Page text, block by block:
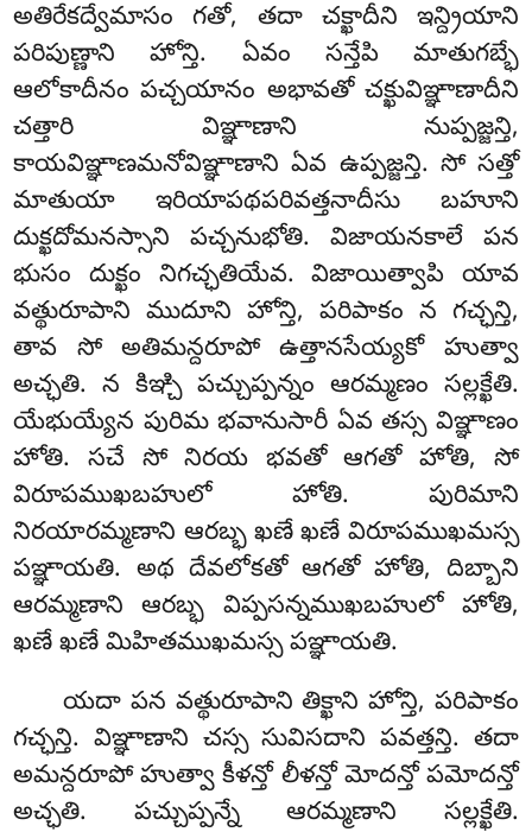
అతిరేకద్వేమాసం గతో, తదా చక్ఖాదీని ఇన్ద్రియాని
పరిపుణ్ణాని హోన్తి. ఏవం సన్తేపి మాతుగబ్భే
ఆలోకాదీనం పచ్చయానం అభావతో చక్ఖువిఞ్ఞాణాదీని
చత్తారి విఞ్ఞాణాని నుప్పజ్జన్తి,
కాయవిఞ్ఞాణమనోవిఞ్ఞాణాని ఏవ ఉప్పజ్జన్తి. సో సత్తో
మాతుయా ఇరియాపథపరివత్తనాదీసు బహూని
దుక్ఖదోమనస్సాని పచ్చనుభోతి. విజాయనకాలే పన
భుసం దుక్ఖం నిగచ్ఛతియేవ. విజాయిత్వాపి యావ
వత్థురూపాని ముదూని హోన్తి, పరిపాకం న గచ్ఛన్తి,
తావ సో అతిమన్దరూపో ఉత్తానసేయ్యకో హుత్వా
అచ్ఛతి. న కిఞ్చి పచ్చుప్పన్నం ఆరమ్మణం సల్లక్ఖేతి.
యేభుయ్యేన పురిమ భవానుసారీ ఏవ తస్స విఞ్ఞాణం
హోతి. సచే సో నిరయ భవతో ఆగతో హోతి, సో
విరూపముఖబహులో హోతి. పురిమాని
నిరయారమ్మణాని ఆరబ్భ ఖణే ఖణే విరూపముఖమస్స
పఞ్ఞాయతి. అథ దేవలోకతో ఆగతో హోతి, దిబ్బాని
ఆరమ్మణాని ఆరబ్భ విప్పసన్నముఖబహులో హోతి,
ఖణే ఖణే మిహితముఖమస్స పఞ్ఞాయతి.
యదా పన వత్థురూపాని తిక్ఖాని హోన్తి, పరిపాకం
గచ్ఛన్తి. విఞ్ఞాణాని చస్స సువిసదాని పవత్తన్తి. తదా
అమన్దరూపో హుత్వా కీళన్తో లీళన్తో మోదన్తోపమోదన్తో
అచ్ఛతి. పచ్చుప్పన్నే ఆరమ్మణాని సల్లక్ఖేతి.